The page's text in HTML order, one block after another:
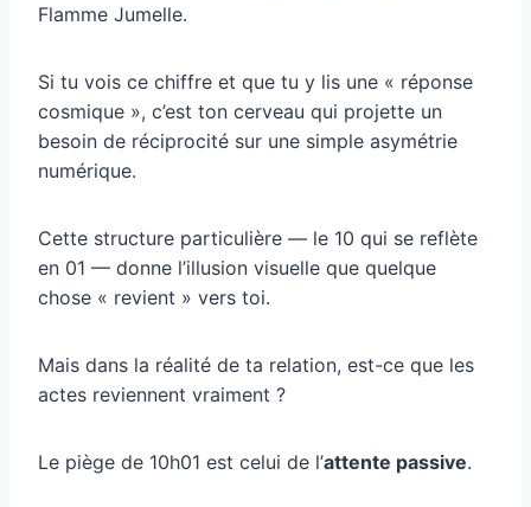
Flamme Jumelle.
Si tu vois ce chiffre et que tu y lis une « réponse
cosmique », c’est ton cerveau qui projette un
besoin de réciprocité sur une simple asymétrie
numérique.
Cette structure particulière — le 10 qui se reflète
en 01 — donne l’illusion visuelle que quelque
chose « revient » vers toi.
Mais dans la réalité de ta relation, est-ce que les
actes reviennent vraiment ?
Le piège de 10h01 est celui de l’attente passive.